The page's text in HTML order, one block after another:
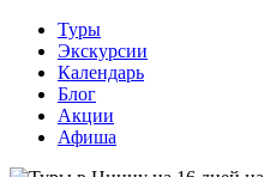
Туры
Экскурсии
Календарь
Блог
Акции
Афиша